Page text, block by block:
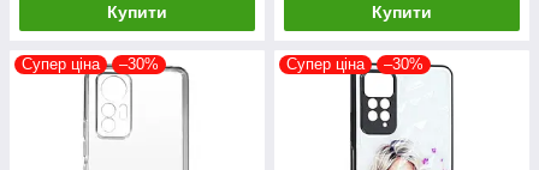
Купити Купити
Супер ціна –30% Супер ціна –30%